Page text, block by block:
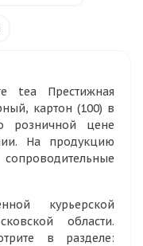
tea Престижная
картон (100) в
розничной цене
На продукцию
курьерской
области.
в разделе: